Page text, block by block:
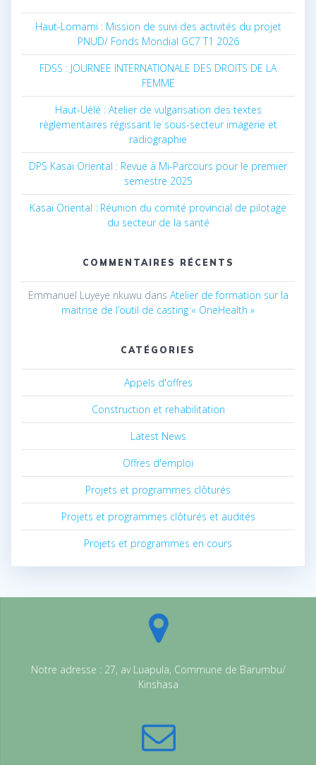
Haut-Lomami : Mission de suivi des activités du projet
PNUD/ Fonds Mondial GC7 T1 2026
FDSS : JOURNEE INTERNATIONALE DES DROITS DE LA
FEMME
Haut-Uélé : Atelier de vulgarisation des textes
règlementaires régissant le sous-secteur imagerie et
radiographie
DPS Kasaï Oriental : Revue à Mi-Parcours pour le premier
semestre 2025
Kasaï Oriental : Réunion du comité provincial de pilotage
du secteur de la santé
COMMENTAIRES RÉCENTS
Emmanuel Luyeye nkuwu dans Atelier de formation sur la
maitrise de l’outil de casting « OneHealth »
CATÉGORIES
Appels d'offres
Construction et rehabilitation
Latest News
Offres d'emploi
Projets et programmes clôturés
Projets et programmes clôturés et audités
Projets et programmes en cours
Notre adresse : 27, av Luapula, Commune de Barumbu/
Kinshasa